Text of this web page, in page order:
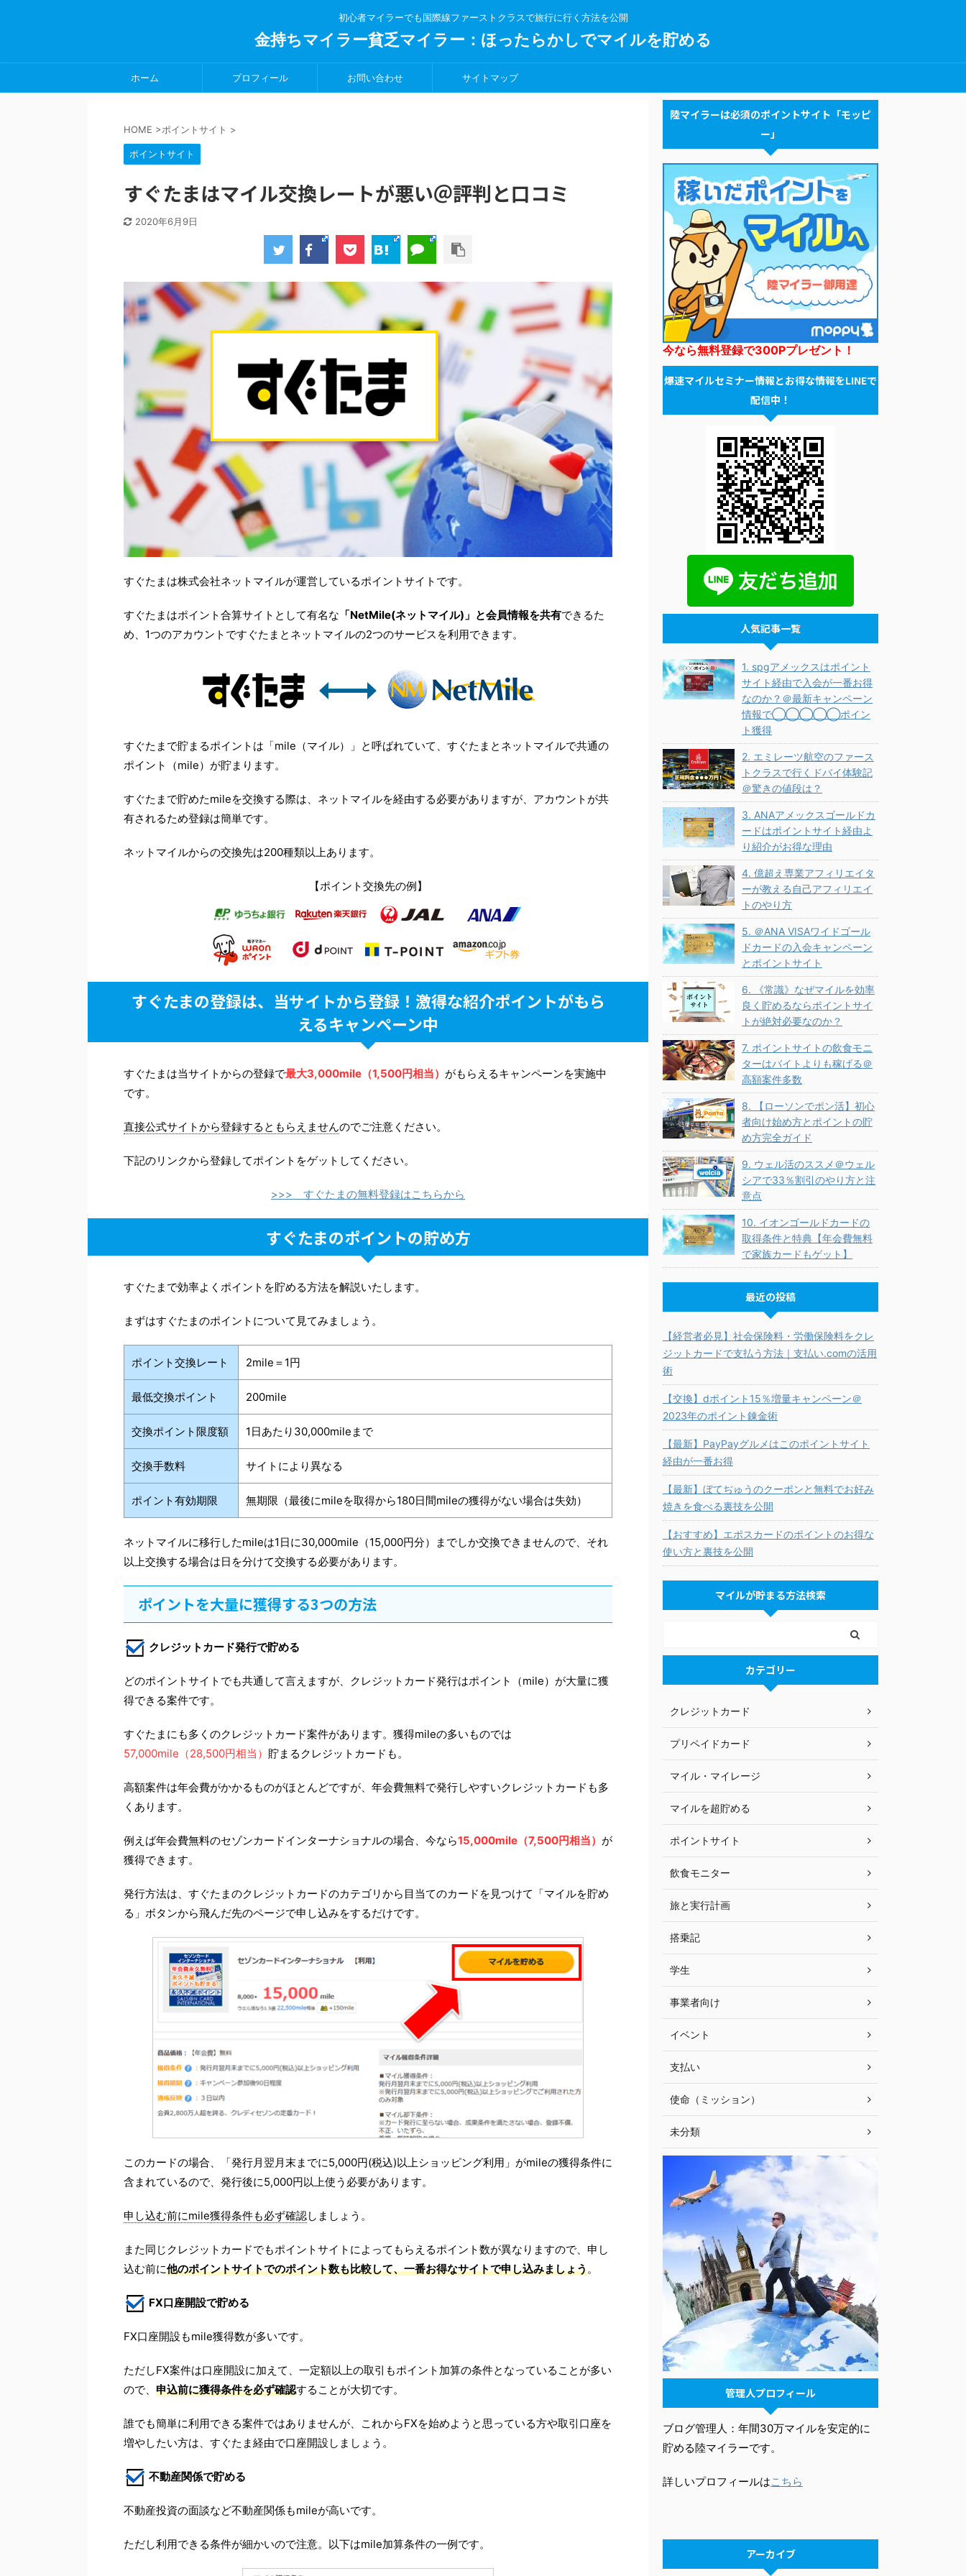
初心者マイラーでも国際線ファーストクラスで旅行に行く方法を公開
金持ちマイラー貧乏マイラー：ほったらかしでマイルを貯める
ホーム プロフィール お問い合わせ サイトマップ
HOME >ポイントサイト >
ポイントサイト
すぐたまはマイル交換レートが悪い＠評判と口コミ
2020年6月9日
すぐたまは株式会社ネットマイルが運営しているポイントサイトです。
すぐたまはポイント合算サイトとして有名な 「NetMile(ネットマイル)」と会員情報を共有できるた
め、1つのアカウントですぐたまとネットマイルの2つのサービスを利用できます。
すぐたまで貯まるポイントは「mile（マイル）」と呼ばれていて、すぐたまとネットマイルで共通の
ポイント（mile）が貯まります。
すぐたまで貯めたmileを交換する際は、ネットマイルを経由する必要がありますが、アカウントが共
有されるため登録は簡単です。
ネットマイルからの交換先は200種類以上あります。
【ポイント交換先の例】
すぐたまの登録は、当サイトから登録！激得な紹介ポイントがもら
えるキャンペーン中
すぐたまは当サイトからの登録で最大3,000mile（1,500円相当） がもらえるキャンペーンを実施中
です。
直接公式サイトから登録するともらえませんのでご注意ください。
下記のリンクから登録してポイントをゲットしてください。
>>> すぐたまの無料登録はこちらから
すぐたまのポイントの貯め方
すぐたまで効率よくポイントを貯める方法を解説いたします。
まずはすぐたまのポイントについて見てみましょう。
ポイント交換レート 2mile＝1円
最低交換ポイント 200mile
交換ポイント限度額 1日あたり30,000mileまで
交換手数料 サイトにより異なる
ポイント有効期限 無期限（最後にmileを取得から180日間mileの獲得がない場合は失効）
ネットマイルに移行したmileは1日に30,000mile（15,000円分）までしか交換できませんので、それ
以上交換する場合は日を分けて交換する必要があります。
ポイントを大量に獲得する3つの方法
クレジットカード発行で貯める
どのポイントサイトでも共通して言えますが、クレジットカード発行はポイント（mile）が大量に獲
得できる案件です。
すぐたまにも多くのクレジットカード案件があります。獲得mileの多いものでは
57,000mile（28,500円相当） 貯まるクレジットカードも。
高額案件は年会費がかかるものがほとんどですが、年会費無料で発行しやすいクレジットカードも多
くあります。
例えば年会費無料のセゾンカードインターナショナルの場合、今なら15,000mile（7,500円相当） が
獲得できます。
発行方法は、すぐたまのクレジットカードのカテゴリから目当てのカードを見つけて「マイルを貯め
る」ボタンから飛んだ先のページで申し込みをするだけです。
このカードの場合、「発行月翌月末までに5,000円(税込)以上ショッピング利用」がmileの獲得条件に
含まれているので、発行後に5,000円以上使う必要があります。
申し込む前にmile獲得条件も必ず確認しましょう。
また同じクレジットカードでもポイントサイトによってもらえるポイント数が異なりますので、申し
込む前に他のポイントサイトでのポイント数も比較して、一番お得なサイトで申し込みましょう。
FX口座開設で貯める
FX口座開設もmile獲得数が多いです。
ただしFX案件は口座開設に加えて、一定額以上の取引もポイント加算の条件となっていることが多い
ので、 申込前に獲得条件を必ず確認することが大切です。
誰でも簡単に利用できる案件ではありませんが、これからFXを始めようと思っている方や取引口座を
増やしたい方は、すぐたま経由で口座開設しましょう。
不動産関係で貯める
不動産投資の面談など不動産関係もmileが高いです。
ただし利用できる条件が細かいので注意。以下はmile加算条件の一例です。
陸マイラーは必須のポイントサイト「モッピ
ー」
今なら無料登録で300Pプレゼント！
爆速マイルセミナー情報とお得な情報をLINEで
配信中！
人気記事一覧
1. spgアメックスはポイント
サイト経由で入会が一番お得
なのか？＠最新キャンペーン
情報で◯◯◯◯◯ポイン
ト獲得
2. エミレーツ航空のファース
トクラスで行くドバイ体験記
＠驚きの値段は？
3. ANAアメックスゴールドカ
ードはポイントサイト経由よ
り紹介がお得な理由
4. 億超え専業アフィリエイタ
ーが教える自己アフィリエイ
トのやり方
5. ＠ANA VISAワイドゴール
ドカードの入会キャンペーン
とポイントサイト
6. 《常識》なぜマイルを効率
良く貯めるならポイントサイ
トが絶対必要なのか？
7. ポイントサイトの飲食モニ
ターはバイトよりも稼げる＠
高額案件多数
8. 【ローソンでポン活】初心
者向け始め方とポイントの貯
め方完全ガイド
9. ウェル活のススメ＠ウェル
シアで33％割引のやり方と注
意点
10. イオンゴールドカードの
取得条件と特典【年会費無料
で家族カードもゲット】
最近の投稿
【経営者必見】社会保険料・労働保険料をクレ
ジットカードで支払う方法｜支払い.comの活用
術
【交換】dポイント15％増量キャンペーン＠
2023年のポイント錬金術
【最新】PayPayグルメはこのポイントサイト
経由が一番お得
【最新】ぼてぢゅうのクーポンと無料でお好み
焼きを食べる裏技を公開
【おすすめ】エポスカードのポイントのお得な
使い方と裏技を公開
マイルが貯まる方法検索
カテゴリー
クレジットカード
プリペイドカード
マイル・マイレージ
マイルを超貯める
ポイントサイト
飲食モニター
旅と実行計画
搭乗記
学生
事業者向け
イベント
支払い
使命（ミッション）
未分類
管理人プロフィール
ブログ管理人：年間30万マイルを安定的に
貯める陸マイラーです。
詳しいプロフィールはこちら
アーカイブ